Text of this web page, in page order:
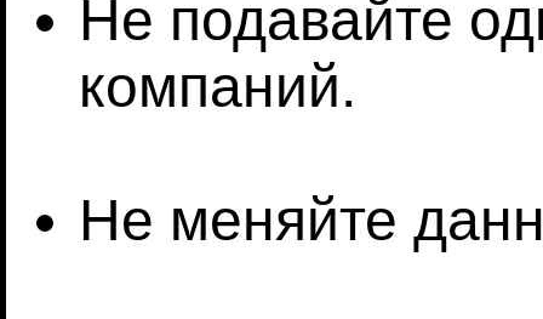
Не подавайте
компаний.
Не меняйте